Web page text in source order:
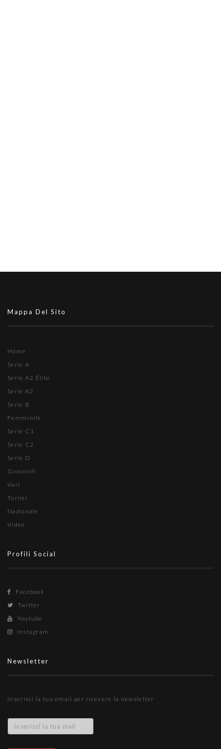
Mappa Del Sito
Home
Serie A
Serie A2 Élite
Serie A2
Serie B
Femminile
Serie C1
Serie C2
Serie D
Giovanili
Vari
Tornei
Nazionale
Video
Profili Social
Facebook
Twitter
Youtube
Instagram
Newsletter
Inserisci la tua email per ricevere la newsletter